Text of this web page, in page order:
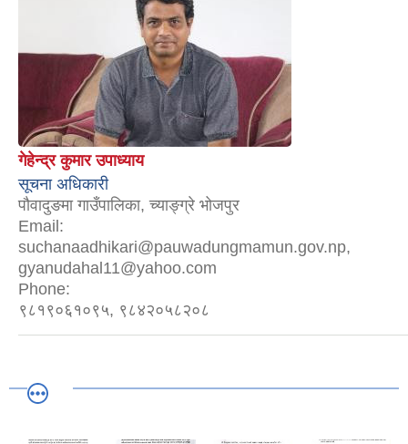
गेहेन्द्र कुमार उपाध्याय
सूचना अधिकारी
पौवादुङमा गाउँपालिका, च्याङ्ग्रे भोजपुर
Email:
suchanaadhikari@pauwadungmamun.gov.np,
gyanudahal11@yahoo.com
Phone:
९८१९०६१०९५, ९८४२०५८२०८